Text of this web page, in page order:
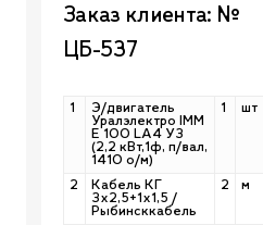
Заказ клиента: №
ЦБ-537
1
Э/двигатель
Уралэлектро IMM
E 100 LA4 У3
(2,2 кВт,1ф, п/вал,
1410 о/м)
1 шт
2
Кабель КГ
3х2,5+1х1,5 /
Рыбинсккабель
2 м